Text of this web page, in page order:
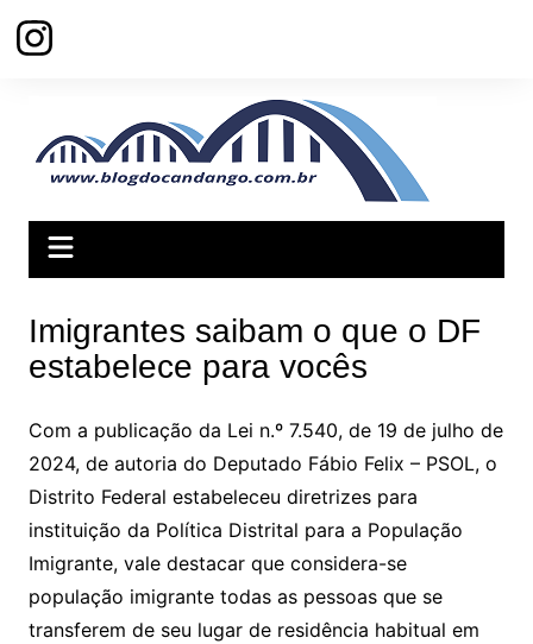
para
Imigrantes saibam o que o DF
estabelece para vocês
Com a publicação da Lei n.º 7.540, de 19 de julho de
2024, de autoria do Deputado Fábio Felix – PSOL, o
Distrito Federal estabeleceu diretrizes para
instituição da Política Distrital para a População
Imigrante, vale destacar que considera-se
população imigrante todas as pessoas que se
transferem de seu lugar de residência habitual em